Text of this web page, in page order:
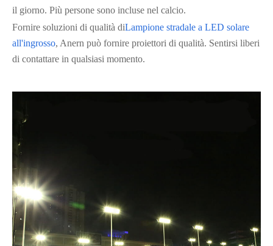
il giorno. Più persone sono incluse nel calcio.
Fornire soluzioni di qualità diLampione stradale a LED solare
all'ingrosso, Anern può fornire proiettori di qualità. Sentirsi liberi
di contattare in qualsiasi momento.